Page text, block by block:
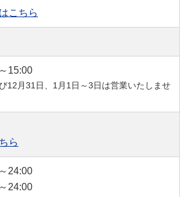
こちら
15:00
12月31日、1月1日～3日は営業いたしませ
ら
24:00
24:00